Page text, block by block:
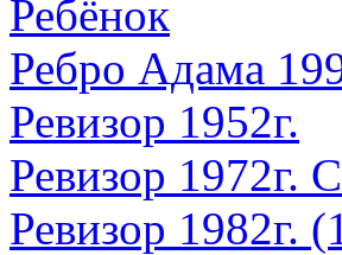
Ребёнок
Ребро Адама
Ревизор 1952г.
Ревизор 1972г.
Ревизор 1982г.